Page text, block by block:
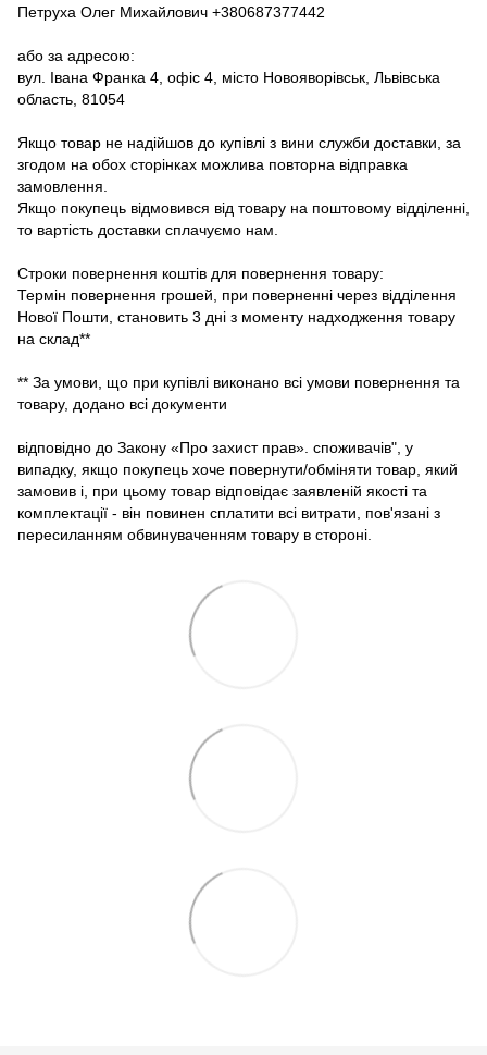
Петруха Олег Михайлович +380687377442
або за адресою:
вул. Івана Франка 4, офіс 4, місто Новояворівськ, Львівська
область, 81054
Якщо товар не надійшов до купівлі з вини служби доставки, за
згодом на обох сторінках можлива повторна відправка
замовлення.
Якщо покупець відмовився від товару на поштовому відділенні,
то вартість доставки сплачуємо нам.
Строки повернення коштів для повернення товару:
Термін повернення грошей, при поверненні через відділення
Нової Пошти, становить 3 дні з моменту надходження товару
на склад**
** За умови, що при купівлі виконано всі умови повернення та
товару, додано всі документи
відповідно до Закону «Про захист прав». споживачів", у
випадку, якщо покупець хоче повернути/обміняти товар, який
замовив і, при цьому товар відповідає заявленій якості та
комплектації - він повинен сплатити всі витрати, пов'язані з
пересиланням обвинуваченням товару в стороні.